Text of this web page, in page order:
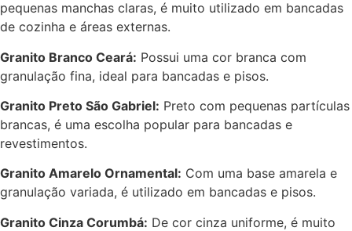
pequenas manchas claras, é muito utilizado em bancadas
de cozinha e áreas externas.
Granito Branco Ceará: Possui uma cor branca com
granulação fina, ideal para bancadas e pisos.
Granito Preto São Gabriel: Preto com pequenas partículas
brancas, é uma escolha popular para bancadas e
revestimentos.
Granito Amarelo Ornamental: Com uma base amarela e
granulação variada, é utilizado em bancadas e pisos.
Granito Cinza Corumbá: De cor cinza uniforme, é muito